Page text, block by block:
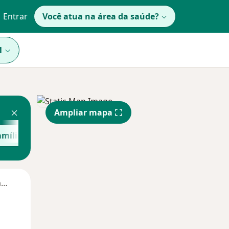
Entrar Você atua na área da saúde?
Segunda-feira
Ampliar mapa